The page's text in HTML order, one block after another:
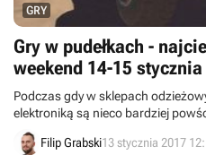
GRY
Gry w pudełkach -
weekend 14-15 stycznia
Podczas gdy w sklepach
elektroniką są nieco bardziej
w najbliższy weekend szukajcie
Marktach i Saturnach. Jest z
Filip Grabski13 stycznia 2017